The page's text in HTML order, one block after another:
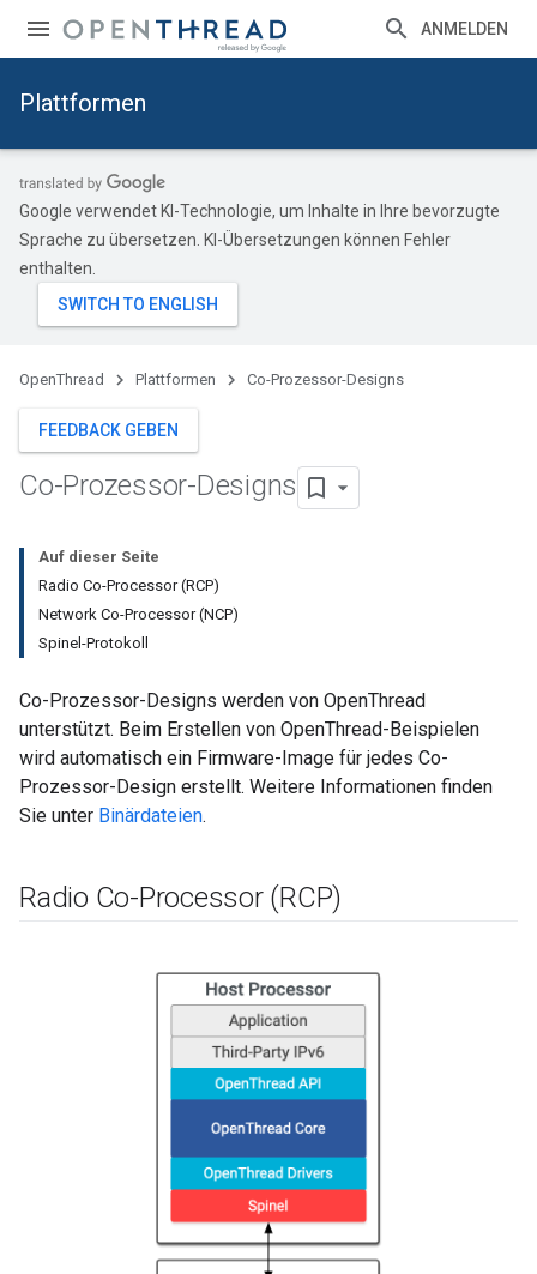
ANMELDEN
Plattformen
Google verwendet KI-Technologie, um Inhalte in Ihre bevorzugte
Sprache zu übersetzen. KI-Übersetzungen können Fehler
enthalten.
OpenThread Plattformen Co-Prozessor-Designs
FEEDBACK GEBEN
Co-Prozessor-Designs
Auf dieser Seite
Radio Co-Processor (RCP)
Network Co-Processor (NCP)
Spinel-Protokoll
Co-Prozessor-Designs werden von OpenThread
unterstützt. Beim Erstellen von OpenThread-Beispielen
wird automatisch ein Firmware-Image für jedes Co-
Prozessor-Design erstellt. Weitere Informationen finden
Sie unter Binärdateien.
Radio Co-Processor (RCP)